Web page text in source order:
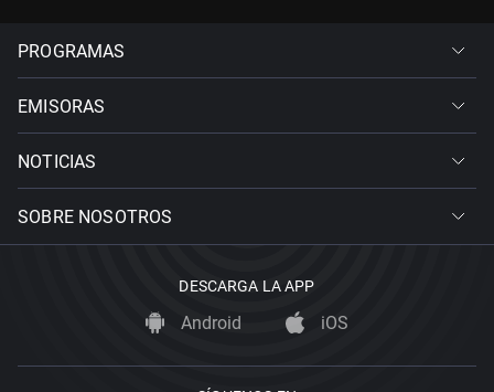
PROGRAMAS
EMISORAS
NOTICIAS
SOBRE NOSOTROS
DESCARGA LA APP
Android iOS